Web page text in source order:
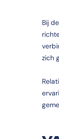
Bij
zich